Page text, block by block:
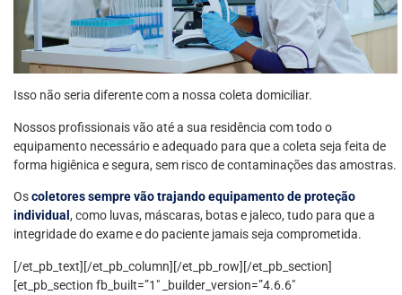
Isso não seria diferente com a nossa coleta domiciliar.
Nossos profissionais vão até a sua residência com todo o
equipamento necessário e adequado para que a coleta seja feita de
forma higiênica e segura, sem risco de contaminações das amostras.
Oscoletores sempre vão trajando equipamento de proteção
individual , como luvas, máscaras, botas e jaleco, tudo para que a
integridade do exame e do paciente jamais seja comprometida.
[/et_pb_text][/et_pb_column][/et_pb_row][/et_pb_section]
[et_pb_section fb_built=”1″ _builder_version=”4.6.6″